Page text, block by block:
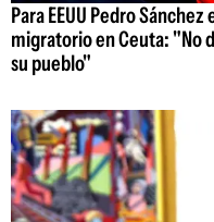
Para EEUU Pedro
migratorio en Ceuta: "No
su pueblo"